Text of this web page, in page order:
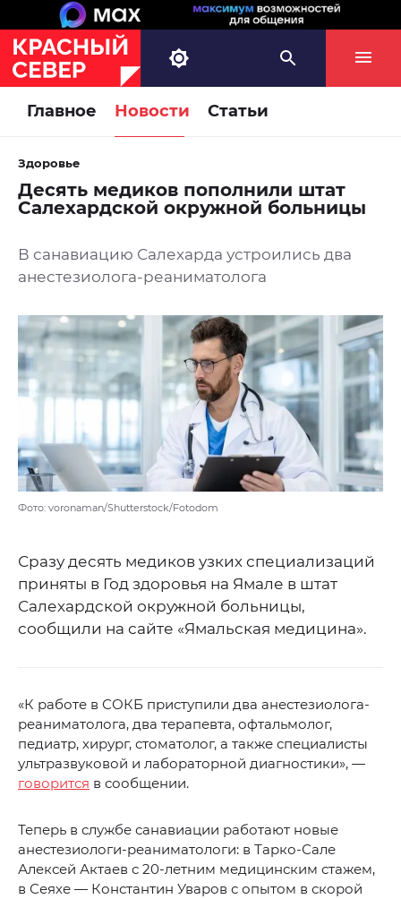
Главное Новости Статьи
Здоровье
Десять медиков пополнили штат
Салехардской окружной больницы
В санавиацию Салехарда устроились два
анестезиолога-реаниматолога
Фото: voronaman/Shutterstock/Fotodom
Сразу десять медиков узких специализаций
приняты в Год здоровья на Ямале в штат
Салехардской окружной больницы,
сообщили на сайте «Ямальская медицина».
«К работе в СОКБ приступили два анестезиолога-
реаниматолога, два терапевта, офтальмолог,
педиатр, хирург, стоматолог, а также специалисты
ультразвуковой и лабораторной диагностики», —
говорится в сообщении.
Теперь в службе санавиации работают новые
анестезиологи-реаниматологи: в Тарко-Сале
Алексей Актаев с 20-летним медицинским стажем,
в Сеяхе — Константин Уваров с опытом в скорой